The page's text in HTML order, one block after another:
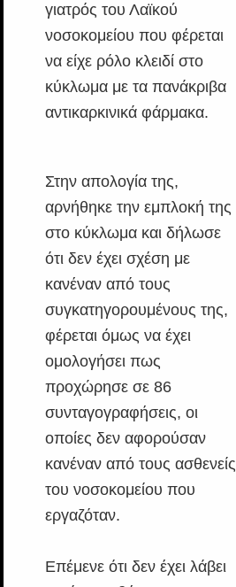
γιατρός του Λαϊκού
νοσοκομείου που φέρεται
να είχε ρόλο κλειδί στο
κύκλωμα με τα πανάκριβα
αντικαρκινικά φάρμακα.
Στην απολογία της,
αρνήθηκε την εμπλοκή της
στο κύκλωμα και δήλωσε
ότι δεν έχει σχέση με
κανέναν από τους
συγκατηγορουμένους της,
φέρεται όμως να έχει
ομολογήσει πως
προχώρησε σε 86
συνταγογραφήσεις, οι
οποίες δεν αφορούσαν
κανέναν από τους ασθενείς
του νοσοκομείου που
εργαζόταν.
Επέμενε ότι δεν έχει λάβει